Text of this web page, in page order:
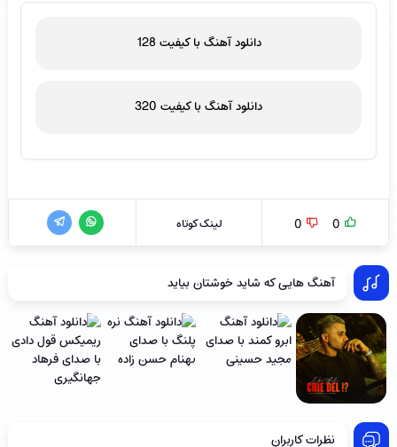
دانلود آهنگ با کیفیت 128
دانلود آهنگ با کیفیت 320
0
0 لینک کوتاه
آهنگ هایی که شاید خوشتان بیاید
نظرات کاربران